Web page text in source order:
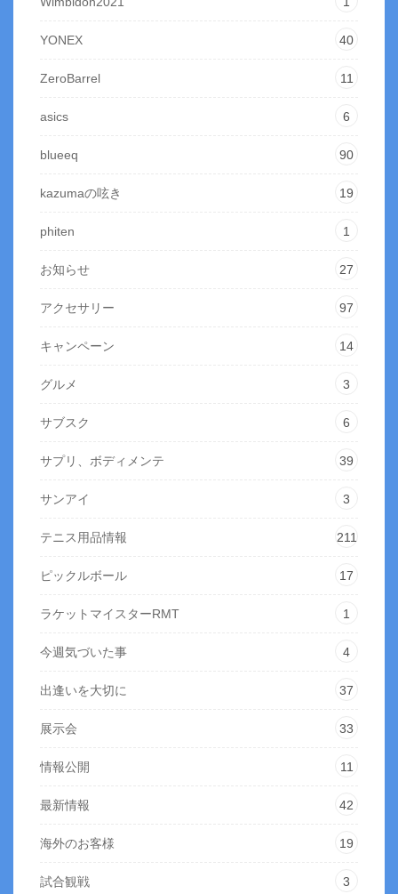
YONEX 40
ZeroBarrel 11
asics 6
blueeq 90
kazumaの呟き 19
phiten 1
お知らせ 27
アクセサリー 97
キャンペーン 14
グルメ 3
サブスク 6
サプリ、ボディメンテ 39
サンアイ 3
テニス用品情報 211
ピックルボール 17
ラケットマイスターRMT 1
今週気づいた事 4
出逢いを大切に 37
展示会 33
情報公開 11
最新情報 42
海外のお客様 19
試合観戦 3